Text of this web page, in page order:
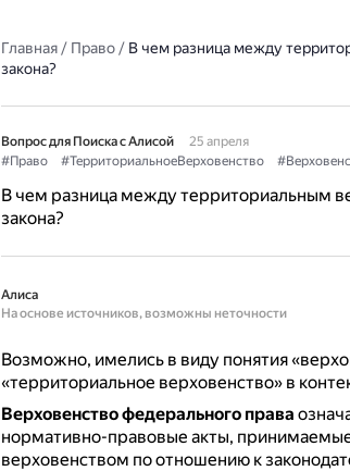
Главная/ Право/ В чем разница между
закона?
Вопрос для Поиска с Алисой
25 апреля
#Право
#ТерриториальноеВерховенство
В чем разница между территориальным
закона?
Алиса
На основе источников, возможны неточности
Возможно, имелись в виду понятия
«территориальное верховенство» в
Верховенство федерального права
нормативно-правовые акты,
верховенством по отношению к